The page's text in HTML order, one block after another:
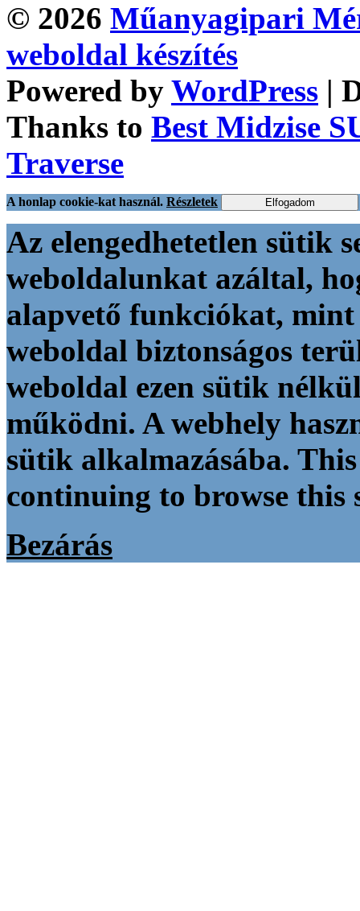
© 2026 Műanyagipari
weboldal készítés
Powered by WordPress |
Thanks to Best Midzise
Traverse
A honlap cookie-kat használ. Részletek Elfogadom
Az elengedhetetlen sütik
weboldalunkat azáltal,
alapvető funkciókat, mint
weboldal biztonságos
weboldal ezen sütik
működni. A webhely
sütik alkalmazásába.
continuing to browse this
Bezárás